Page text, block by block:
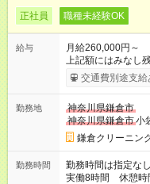
正社員 職種未経験OK
給与
月給260,000円～
上記額にはみなし
ます。 みなし残業
【試用期間】試用
交通費別途支給
勤務地
神奈川県鎌倉市
神奈川県鎌倉市小
鎌倉クリーニン
勤務時間
勤務時間は指定なし
実働8時間 休憩時